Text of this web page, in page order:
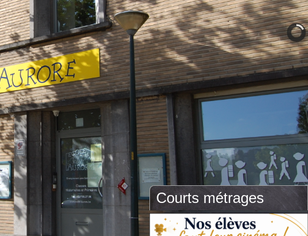
Courts métrages